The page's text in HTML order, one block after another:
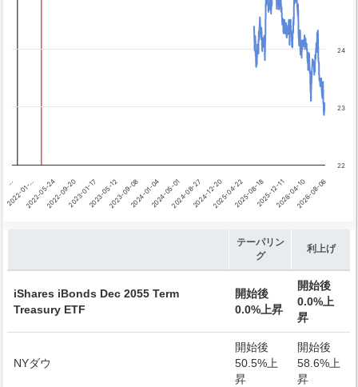
…
2022-01-…2022-05-242022-09-202023-01-172023-05-122023-09-082024-01-042024-05-012024-08-272024-12-202025-04-222025-08-182025-12-112026-04-102026-08-06
22
23
24
テーパリン
グ
利上げ
iShares iBonds Dec 2055 Term
Treasury ETF
開始後
0.0%上昇
開始後
0.0%上
昇
NYダウ
開始後
50.5%上
昇
開始後
58.6%上
昇